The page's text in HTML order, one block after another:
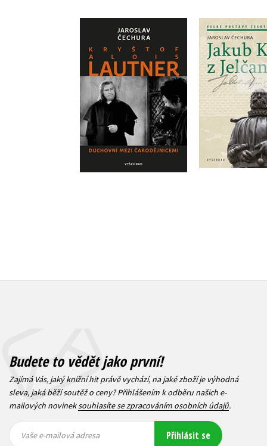
Kryštof Alois
Lautner
Jaroslav Čechura
Do košíku
359 Kč
Jakub
Jaroslav
Do
319 Kč
Budete to vědět jako první!
Zajímá Vás, jaký knižní hit právě vychází, na jaké zboží je výhodná
sleva, jaká běží soutěž o ceny? Přihlášením k odběru našich e-
mailových novineksouhlasíte se zpracováním osobních údajů.
mailová
mailová
Vaše e-mailová adresa Přihlásit se